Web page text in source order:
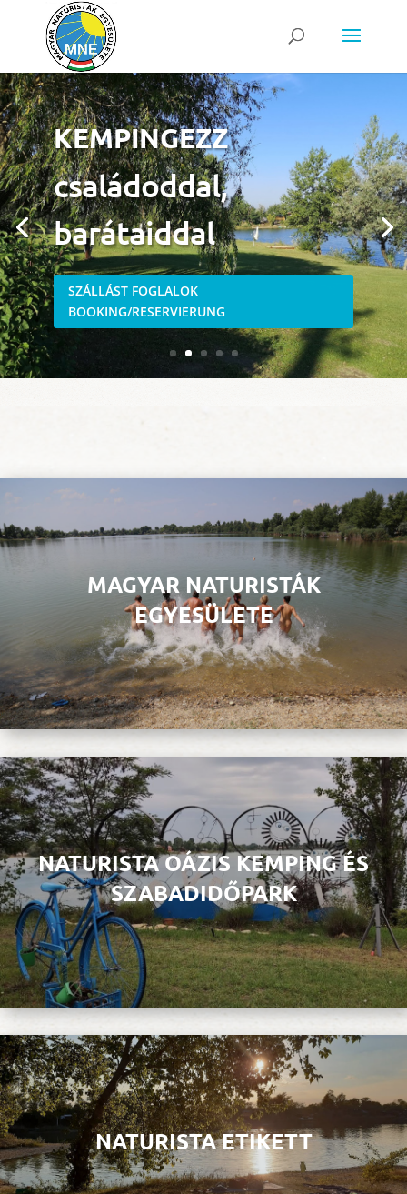
RELAXÁLJ
a naplementében
SZÁLLÁST FOGLALOK
BOOKING/RESERVIERUNG
MAGYAR NATURISTÁK
EGYESÜLETE
NATURISTA OÁZIS KEMPING ÉS
SZABADIDŐPARK
NATURISTA ETIKETT